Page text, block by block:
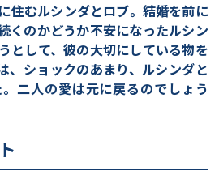
住むルシンダとロブ。結婚を前に
くのかどうか不安になったルシン
として、彼の大切にしている物を
、ショックのあまり、ルシンダと
二人の愛は元に戻るのでしょう